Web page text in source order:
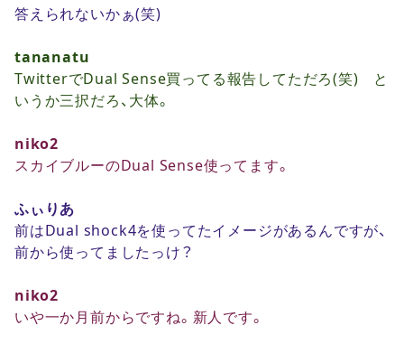
答えられないかぁ(笑)
tananatu
TwitterでDual Sense買ってる報告してただろ(笑) と
いうか三択だろ、大体。
niko2
スカイブルーのDual Sense使ってます。
ふぃりあ
前はDual shock4を使ってたイメージがあるんですが、
前から使ってましたっけ？
niko2
いや一か月前からですね。新人です。